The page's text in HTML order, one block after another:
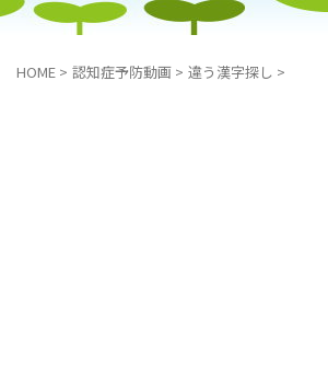
HOME > 認知症予防動画 > 違う漢字探し >